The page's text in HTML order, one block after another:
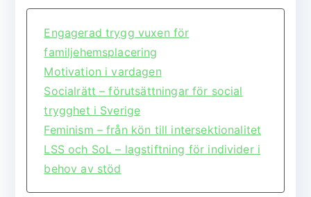
Engagerad trygg vuxen för
familjehemsplacering
Motivation i vardagen
Socialrätt – förutsättningar för social
trygghet i Sverige
Feminism – från kön till intersektionalitet
LSS och SoL – lagstiftning för individer i
behov av stöd